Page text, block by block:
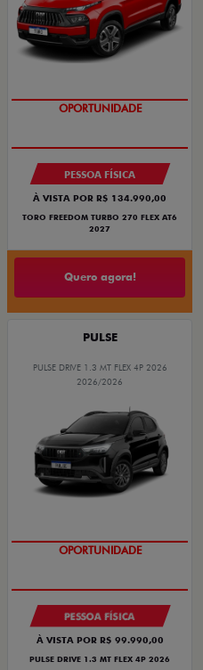
OPORTUNIDADE
PESSOA FÍSICA
À VISTA POR R$ 134.990,00
TORO FREEDOM TURBO 270 FLEX AT6
2027
Quero agora!
PULSE
PULSE DRIVE 1.3 MT FLEX 4P 2026
2026/2026
OPORTUNIDADE
PESSOA FÍSICA
À VISTA POR R$ 99.990,00
PULSE DRIVE 1.3 MT FLEX 4P 2026